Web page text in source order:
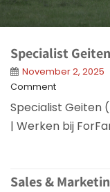
Specialist
November 2, 2025
Comment
Specialist Geiten
| Werken bij
Sales &